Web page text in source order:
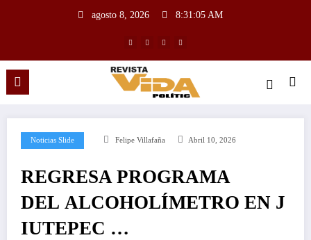
agosto 8, 2026 8:31:06 AM
Noticias Slide Felipe Villafaña Abril 10, 2026
REGRESA PROGRAMA
DEL ALCOHOLÍMETRO EN J
IUTEPEC …